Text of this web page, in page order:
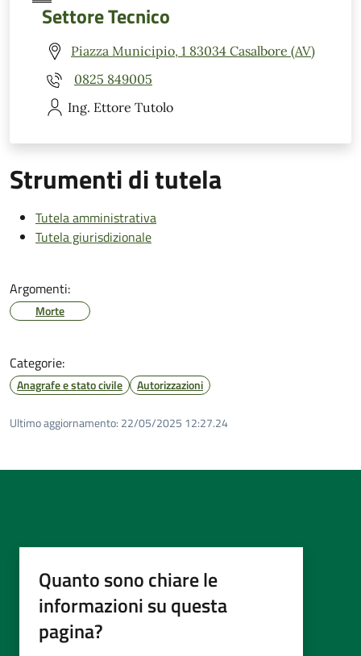
Settore Tecnico
Piazza Municipio, 1 83034 Casalbore (AV)
0825 849005
Ing. Ettore Tutolo
Strumenti di tutela
Tutela amministrativa
Tutela giurisdizionale
Argomenti:
Morte
Categorie:
Anagrafe e stato civile Autorizzazioni
Ultimo aggiornamento: 22/05/2025 12:27.24
Quanto sono chiare le
informazioni su questa
pagina?